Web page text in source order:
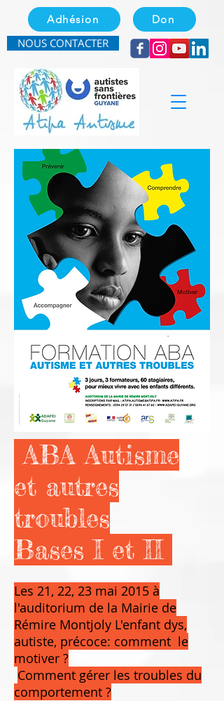
Adhésion Don
NOUS CONTACTER
ABA Autisme
et autres
troubles
Bases I et II
Les 21, 22, 23 mai 2015 à
l'auditorium de la Mairie de
Rémire Montjoly L'enfant dys,
autiste, précoce: comment le
motiver ?
Comment gérer les troubles du
comportement ?